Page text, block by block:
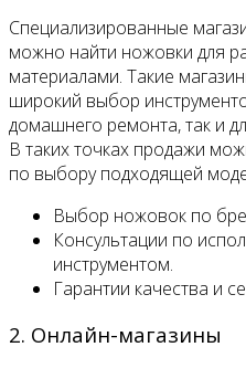
Специализированные
можно найти ножовки для
материалами. Такие
широкий выбор
домашнего ремонта, так и
В таких точках продажи
по выбору подходящей
Выбор ножовок по
Консультации по
инструментом.
Гарантии качества и
2. Онлайн-магазины